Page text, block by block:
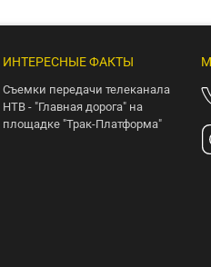
ИНТЕРЕСНЫЕ ФАКТЫ
Съемки передачи телеканала
НТВ - "Главная дорога" на
площадке "Трак-Платформа"